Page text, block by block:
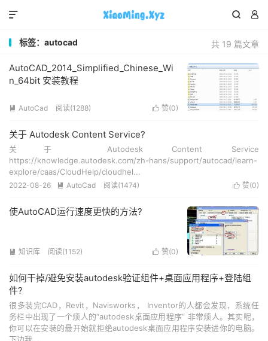
 

共 19 篇文章
标签：autocad
AutoCAD_2014_Simplified_Chinese_Wi
n_64bit 安装教程
 赞(0)
 AutoCad 阅读(1288)
关于 Autodesk Content Service?
关于 Autodesk Content Service
https://knowledge.autodesk.com/zh-hans/support/autocad/learn-
explore/caas/CloudHelp/cloudhel...
 赞(0)
2022-08-26  AutoCad 阅读(1474)
使AutoCAD运行速度更快的方法?
 赞(0)
 知识库 阅读(1152)
如何干掉/避免安装autodesk验证组件+桌面应用程序+登陆组
件?
很多装完CAD，Revit，Navisworks， Inventor的人都会发现，系统任
务栏中出现了一个烦人的“autodesk桌面应用程序” 非常烦人。其实呢，
你可以在安装的最开始就拒绝autodesk桌面应用程序安装进你的电脑。